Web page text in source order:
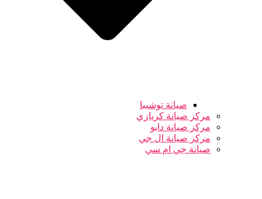
صيانة توشيبا
مركز صيانة كريازي
مركز صيانة دايو
مركز صيانة ال جي
صيانة جي ام سي